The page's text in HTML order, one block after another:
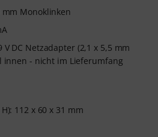
mm Monoklinken
DC Netzadapter (2,1 x 5,5 mm
innen - nicht im Lieferumfang
112 x 60 x 31 mm